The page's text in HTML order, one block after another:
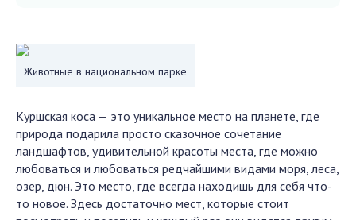
Животные в национальном парке
Куршская коса — это уникальное место на планете, где
природа подарила просто сказочное сочетание
ландшафтов, удивительной красоты места, где можно
любоваться и любоваться редчайшими видами моря, леса,
озер, дюн. Это место, где всегда находишь для себя что-
то новое. Здесь достаточно мест, которые стоит